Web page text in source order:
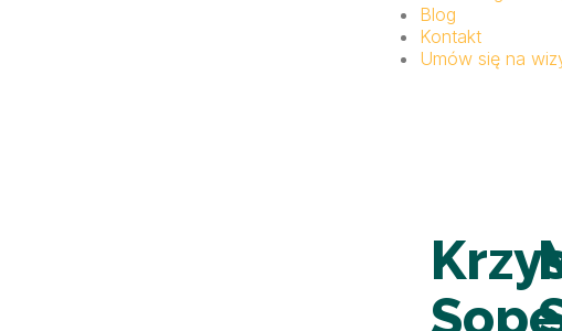
Blog
Kontakt
Umów się na